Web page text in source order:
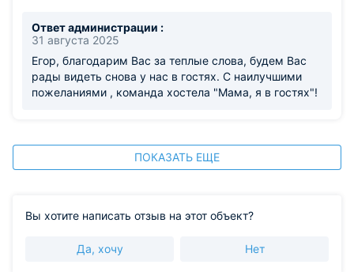
Ответ администрации :
31 августа 2025
Егор, благодарим Вас за теплые слова, будем Вас
рады видеть снова у нас в гостях. С наилучшими
пожеланиями , команда хостела "Мама, я в гостях"!
ПОКАЗАТЬ ЕЩЕ
Вы хотите написать отзыв на этот объект?
Да, хочу Нет